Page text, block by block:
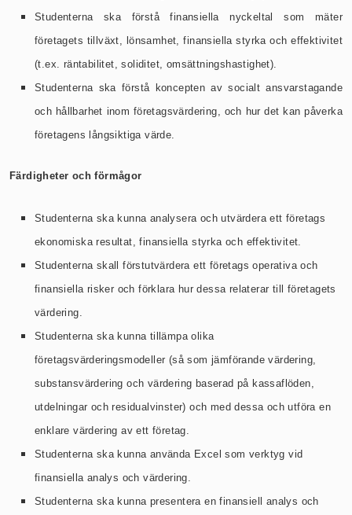
Studenterna ska förstå finansiella nyckeltal som mäter
företagets tillväxt, lönsamhet, finansiella styrka och effektivitet
(t.ex. räntabilitet, soliditet, omsättningshastighet).
Studenterna ska förstå koncepten av socialt ansvarstagande
och hållbarhet inom företagsvärdering, och hur det kan påverka
företagens långsiktiga värde.
Färdigheter och förmågor
Studenterna ska kunna analysera och utvärdera ett företags
ekonomiska resultat, finansiella styrka och effektivitet.
Studenterna skall förstutvärdera ett företags operativa och
finansiella risker och förklara hur dessa relaterar till företagets
värdering.
Studenterna ska kunna tillämpa olika
företagsvärderingsmodeller (så som jämförande värdering,
substansvärdering och värdering baserad på kassaflöden,
utdelningar och residualvinster) och med dessa och utföra en
enklare värdering av ett företag.
Studenterna ska kunna använda Excel som verktyg vid
finansiella analys och värdering.
Studenterna ska kunna presentera en finansiell analys och